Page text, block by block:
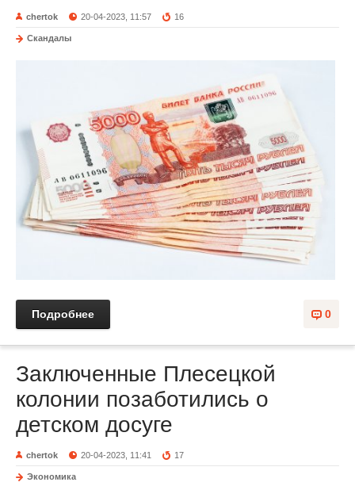
chertok 20-04-2023, 11:57 16
Скандалы
0
Подробнее
Заключенные Плесецкой
колонии позаботились о
детском досуге
chertok 20-04-2023, 11:41 17
Экономика